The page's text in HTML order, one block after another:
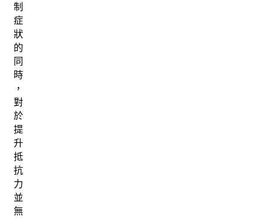
制
症
狀
的
同
時
，
對
於
提
升
抵
抗
力
並
無